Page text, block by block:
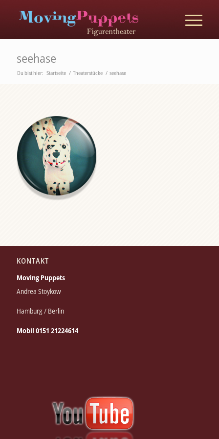
seehase
Du bist hier: Startseite / Theaterstücke / seehase
KONTAKT
Moving Puppets
Andrea Stoykow
Hamburg / Berlin
Mobil 0151 21224614